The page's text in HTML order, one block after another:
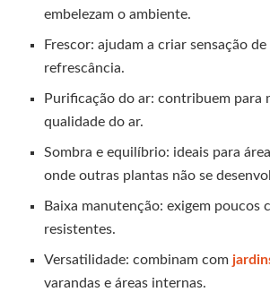
embelezam o ambiente.
Frescor: ajudam a criar sensação
refrescância.
Purificação do ar: contribuem para
qualidade do ar.
Sombra e equilíbrio: ideais para
onde outras plantas não se
Baixa manutenção: exigem poucos
resistentes.
Versatilidade: combinam com
varandas e áreas internas.